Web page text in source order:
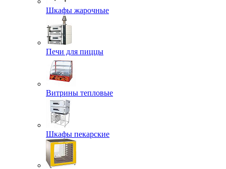
Шкафы жарочные
Печи для пиццы
Витрины тепловые
Шкафы пекарские